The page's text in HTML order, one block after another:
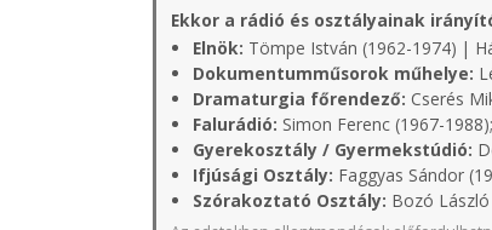
Ekkor a rádió és osztályainak
Elnök: Tömpe István (1962-1974) |
Dokumentumműsorok műhelye:
Dramaturgia főrendező: Cserés
Falurádió: Simon Ferenc (1967-1988);
Gyerekosztály / Gyermekstúdió:
Ifjúsági Osztály: Faggyas Sándor
Szórakoztató Osztály: Bozó